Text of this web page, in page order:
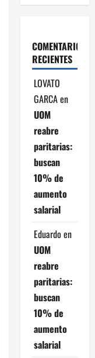
COMENTARIOS
RECIENTES
LOVATO
GARCAen
UOM
reabre
paritarias:
buscan
10% de
aumento
salarial
Eduardo en
UOM
reabre
paritarias:
buscan
10% de
aumento
salarial